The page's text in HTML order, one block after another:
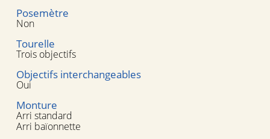
Posemètre
Non
Tourelle
Trois objectifs
Objectifs interchangeables
Oui
Monture
Arri standard
Arri baïonnette